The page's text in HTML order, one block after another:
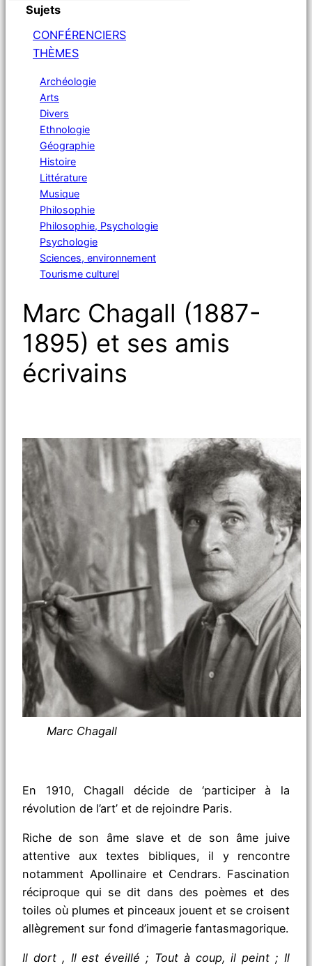
Sujets
CONFÉRENCIERS
THÈMES
Archéologie
Arts
Divers
Ethnologie
Géographie
Histoire
Littérature
Musique
Philosophie
Philosophie, Psychologie
Psychologie
Sciences, environnement
Tourisme culturel
Marc Chagall (1887-
1895) et ses amis
écrivains
Marc Chagall
En 1910, Chagall décide de ‘participer à la
révolution de l’art’ et de rejoindre Paris.
Riche de son âme slave et de son âme juive
attentive aux textes bibliques, il y rencontre
notamment Apollinaire et Cendrars. Fascination
réciproque qui se dit dans des poèmes et des
toiles où plumes et pinceaux jouent et se croisent
allègrement sur fond d’imagerie fantasmagorique.
Il dort , Il est éveillé ; Tout à coup, il peint ; Il